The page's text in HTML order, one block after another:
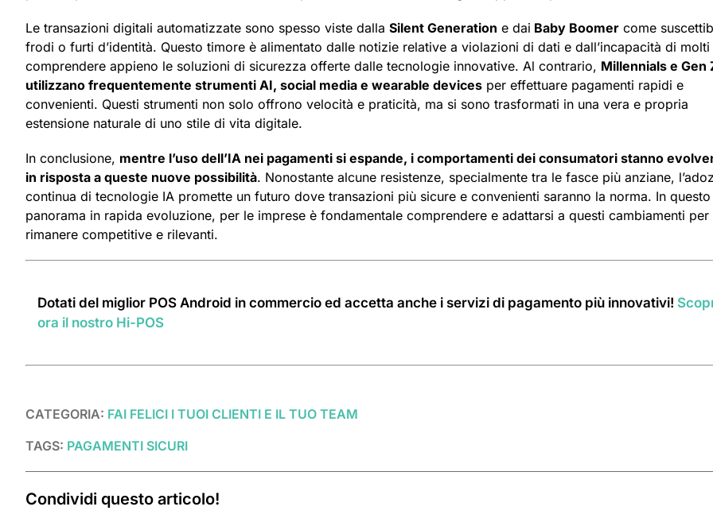
Le transazioni digitali automatizzate sono spesso viste dalla Silent Generation e dai Baby Boomer come
frodi o furti d’identità. Questo timore è alimentato dalle notizie relative a violazioni di dati e dall’incapacità di molti
comprendere appieno le soluzioni di sicurezza offerte dalle tecnologie innovative. Al contrario, Millennials e Gen
utilizzano frequentemente strumenti AI, social media e wearable devices per effettuare pagamenti rapidi e
convenienti. Questi strumenti non solo offrono velocità e praticità, ma si sono trasformati in una vera e propria
estensione naturale di uno stile di vita digitale.
In conclusione, mentre l’uso dell’IA nei pagamenti si espande, i comportamenti dei consumatori stanno
in risposta a queste nuove possibilità. Nonostante alcune resistenze, specialmente tra le fasce più anziane,
continua di tecnologie IA promette un futuro dove transazioni più sicure e convenienti saranno la norma. In questo
panorama in rapida evoluzione, per le imprese è fondamentale comprendere e adattarsi a questi cambiamenti per
rimanere competitive e rilevanti.
Dotati del miglior POS Android in commercio ed accetta anche i servizi di pagamento più innovativi!
ora il nostro Hi-POS
CATEGORIA: FAI FELICI I TUOI CLIENTI E IL TUO TEAM
TAGS: PAGAMENTI SICURI
Condividi questo articolo!